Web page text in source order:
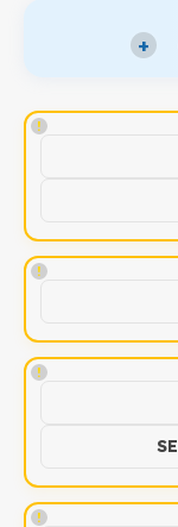
+
!
!
!
!